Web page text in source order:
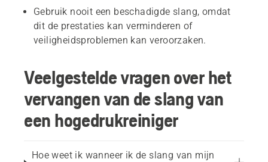
Gebruik nooit een beschadigde slang, omdat
dit de prestaties kan verminderen of
veiligheidsproblemen kan veroorzaken.
Veelgestelde vragen over het
vervangen van de slang van
een hogedrukreiniger
Hoe weet ik wanneer ik de slang van mijn